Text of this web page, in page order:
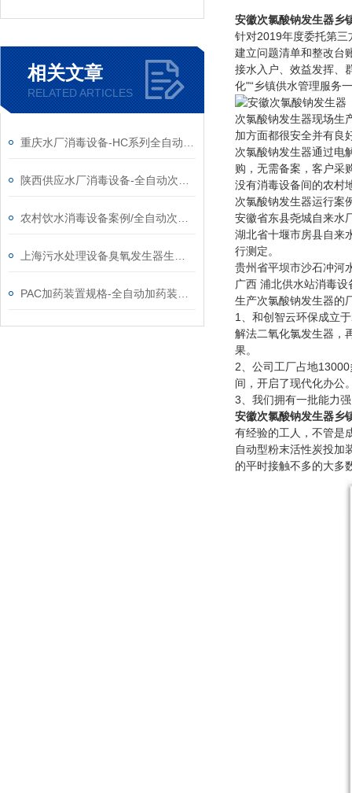
相关文章
RELATED ARTICLES
安徽次氯酸钠发生器乡
针对2019年度委托第
建立问题清单和整改台
接水入户、效益发挥、
化"“乡镇供水管理服务
次氯酸钠发生器现场生
加方面都很安全并有良
次氯酸钠发生器通过电
购，无需备案，客户采
没有消毒设备间的农村
次氯酸钠发生器运行案
安徽省东县尧城自来水
湖北省十堰市房县自来
行测定。
贵州省平坝市沙石冲河
广西 浦北供水站消毒
生产次氯酸钠发生器的
1、和创智云环保成立
解法二氧化氯发生器，
果。
2、公司工厂占地
间，开启了现代化办公
3、我们拥有一批能力
安徽次氯酸钠发生器乡
有经验的工人，不管是
自动型粉末活性炭投加
的平时接触不多的大多